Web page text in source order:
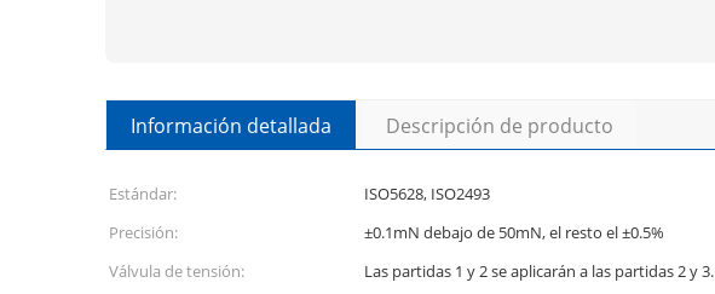
Información detallada Descripción de producto
Estándar: ISO5628, ISO2493
Precisión:
±0.1mN debajo de 50mN, el resto el ±0.5%
Válvula de tensión:
Las partidas 1 y 2 se aplicarán a las partidas 2 y 3.